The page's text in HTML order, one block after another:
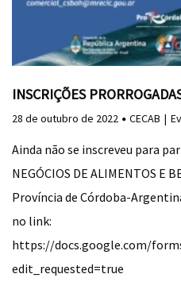
INSCRIÇÕES
28 de outubro de 2022 CECAB
Ainda não se inscreveu para
NEGÓCIOS DE ALIMENTOS E
Província de Córdoba-
no link:
https://docs.google.com/
edit_requested=true